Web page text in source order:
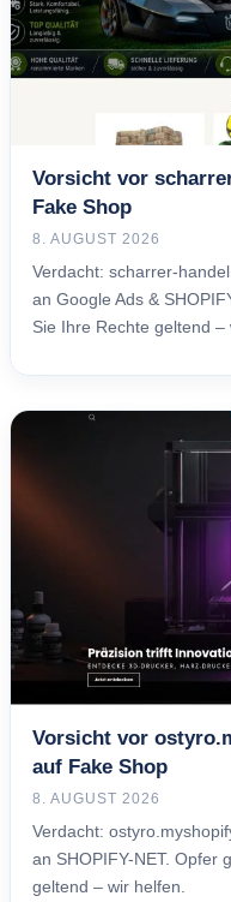
Vorsicht vor
Fake Shop
8. AUGUST 2026
Verdacht: scharrer-
an Google Ads &
Sie Ihre Rechte geltend –
Vorsicht vor
auf Fake Shop
8. AUGUST 2026
Verdacht:
an SHOPIFY-NET. Opfer
geltend – wir helfen.